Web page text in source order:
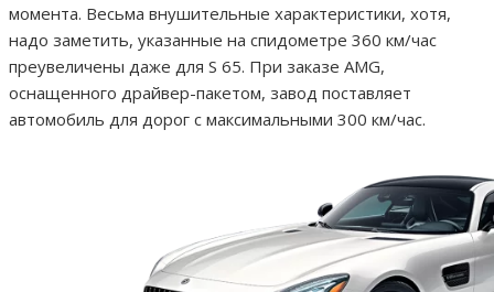
момента. Весьма внушительные характеристики, хотя,
надо заметить, указанные на спидометре 360 км/час
преувеличены даже для S 65. При заказе AMG,
оснащенного драйвер-пакетом, завод поставляет
автомобиль для дорог с максимальными 300 км/час.